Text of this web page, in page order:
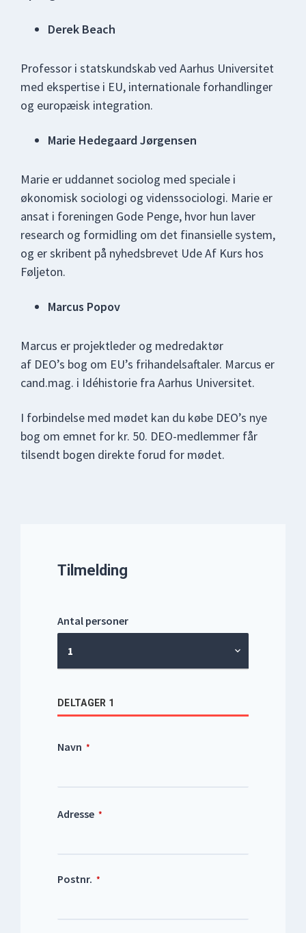
Derek Beach
Professor i statskundskab ved Aarhus Universitet
med ekspertise i EU, internationale forhandlinger
og europæisk integration.
Marie Hedegaard Jørgensen
Marie er uddannet sociolog med speciale i
økonomisk sociologi og videnssociologi. Marie er
ansat i foreningen Gode Penge, hvor hun laver
research og formidling om det finansielle system,
og er skribent på nyhedsbrevet Ude Af Kurs hos
Føljeton.
Marcus Popov
Marcus er projektleder og medredaktør
af DEO’s bog om EU’s frihandelsaftaler. Marcus er
cand.mag. i Idéhistorie fra Aarhus Universitet.
I forbindelse med mødet kan du købe DEO’s nye
bog om emnet for kr. 50. DEO-medlemmer får
tilsendt bogen direkte forud for mødet.
Tilmelding
Antal personer
1
DELTAGER 1
Navn *
Adresse *
Postnr. *